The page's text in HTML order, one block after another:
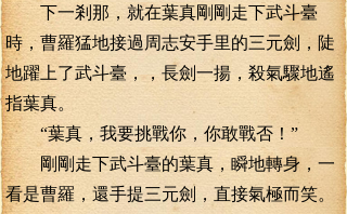
下一剎那，就在葉真剛剛走下武斗臺
時，曹羅猛地接過周志安手里的三元劍，陡
地躍上了武斗臺，，長劍一揚，殺氣驟地遙
指葉真。
“葉真，我要挑戰你，你敢戰否！”
剛剛走下武斗臺的葉真，瞬地轉身，一
看是曹羅，還手提三元劍，直接氣極而笑。